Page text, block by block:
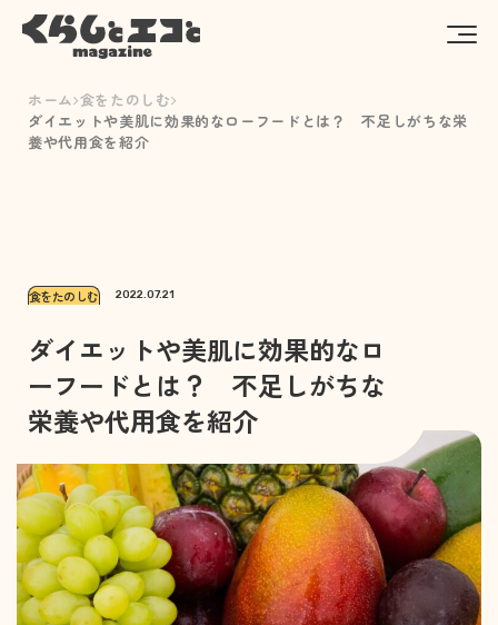
ホーム 食をたのしむ
ダイエットや美肌に効果的なローフードとは？ 不足しがちな栄
養や代用食を紹介
食をたのしむ 2022.07.21
ダイエットや美肌に効果的なロ
ーフードとは？ 不足しがちな
栄養や代用食を紹介